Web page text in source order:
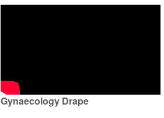
Gynaecology Drape